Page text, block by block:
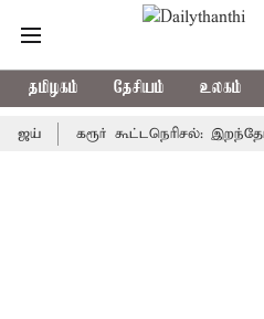
தமிழகம் தேசியம் உலகம்
கரூர் கூட்டநெரிசல்: இறந்தோரின்